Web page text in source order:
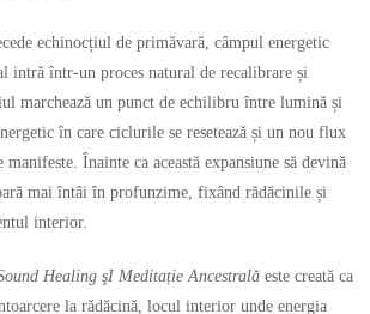
echinocțiul de primăvară, câmpul energetic
intră într-un proces natural de recalibrare și
marchează un punct de echilibru între lumină și
în care ciclurile se resetează și un nou flux
manifeste. Înainte ca această expansiune să devină
mai întâi în profunzime, fixând rădăcinile și
interior.
Healing şI Meditație Ancestrală este creată ca
la rădăcină, locul interior unde energia